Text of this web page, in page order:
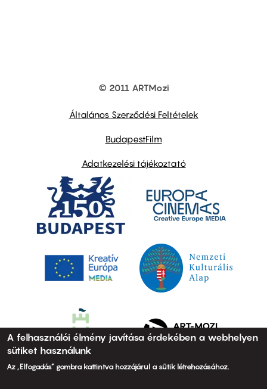
© 2011 ARTMozi
Általános Szerződési Feltételek
BudapestFilm
Adatkezelési tájékoztató
A felhasználói élmény javítása érdekében a webhelyen
sütiket használunk
Az „Elfogadás” gombra kattintva hozzájárul a sütik létrehozásához.